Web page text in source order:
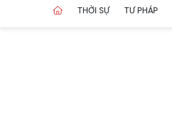
THỜI SỰ TƯ PHÁP